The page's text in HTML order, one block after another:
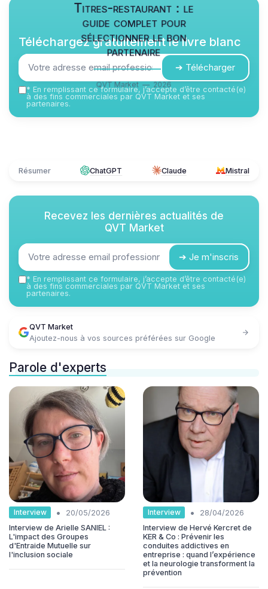
Titres-restaurant : le
guide complet pour
sélectionner le bon
partenaire
QVT Market — 2026
Téléchargez gratuitement le livre blanc
➔ Télécharger
* En remplissant ce formulaire, j’accepte d’être contacté(e)
à des fins commerciales par QVT Market et ses
partenaires.
Résumer ChatGPT Claude Mistral
Recevez les dernières actualités de
QVT Market
➔ Je m'inscris
* En remplissant ce formulaire, j’accepte d’être contacté(e)
à des fins commerciales par QVT Market et ses
partenaires.
QVT Market
Ajoutez-nous à vos sources préférées sur Google
Parole d'experts
Interview •
20/05/2026
Interview de Arielle SANIEL :
L'impact des Groupes
d'Entraide Mutuelle sur
l'inclusion sociale
Interview •
28/04/2026
Interview de Hervé Kercret de
KER & Co : Prévenir les
conduites addictives en
entreprise : quand l’expérience
et la neurologie transforment la
prévention